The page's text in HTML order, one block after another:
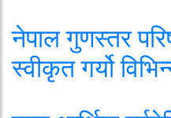
नेपाल गुणस्तर
स्वीकृत गर्यो